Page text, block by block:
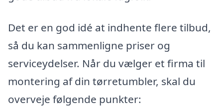
Det er en god idé at indhente flere tilbud,
så du kan sammenligne priser og
serviceydelser. Når du vælger et firma til
montering af din tørretumbler, skal du
overveje følgende punkter: